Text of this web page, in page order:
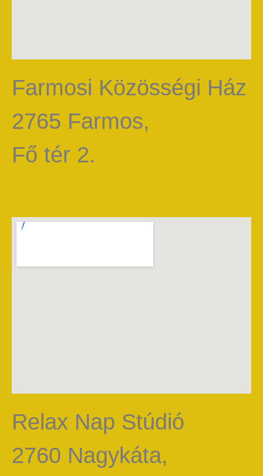
Farmosi Közösségi Ház
2765 Farmos,
Fő tér 2.
Relax Nap Stúdió
2760 Nagykáta,